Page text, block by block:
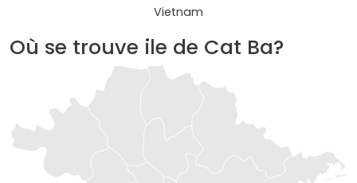
Vietnam
Où se trouve ile de Cat Ba?